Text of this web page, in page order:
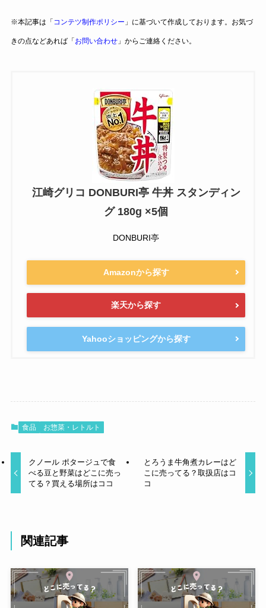
※本記事は「 コンテツ制作ポリシー 」に基づいて作成しております。お気づ
きの点などあれば「 お問い合わせ」からご連絡ください。
江崎グリコ DONBURI亭 牛丼 スタンディン
グ 180g ×5個
DONBURI亭
Amazonから探す
楽天から探す
Yahooショッピングから探す
食品 お惣菜・レトルト
クノール ポタージュで食
べる豆と野菜はどこに売っ
てる？買える場所はココ
とろうま牛角煮カレーはど
こに売ってる？取扱店はコ
コ
関連記事